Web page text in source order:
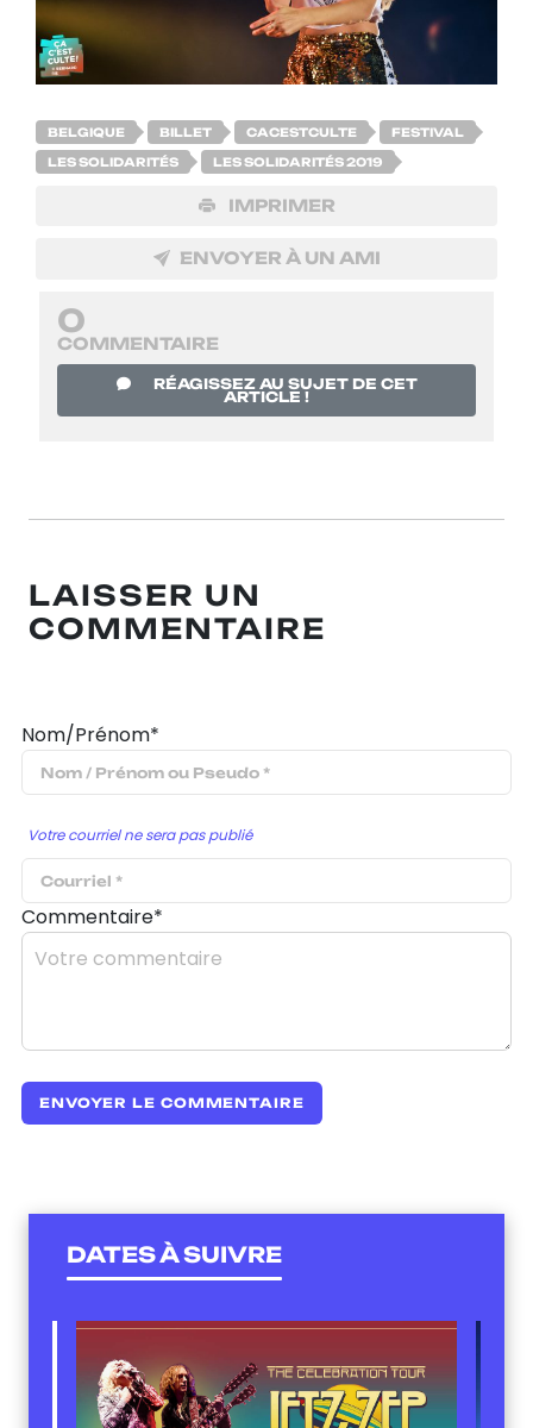
BELGIQUE BILLET CACESTCULTE FESTIVAL
LES SOLIDARITÉS LES SOLIDARITÉS 2019
IMPRIMER
ENVOYER À UN AMI
0
COMMENTAIRE
RÉAGISSEZ AU SUJET DE CET
ARTICLE !
LAISSER UN
COMMENTAIRE
Nom/Prénom*
Votre courriel ne sera pas publié
Commentaire*
DATES À SUIVRE